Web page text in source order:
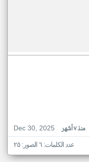
Dec 30, 2025
منذ ٧ أشهر
عدد الكلمات: ٦ الصور: ٢٥